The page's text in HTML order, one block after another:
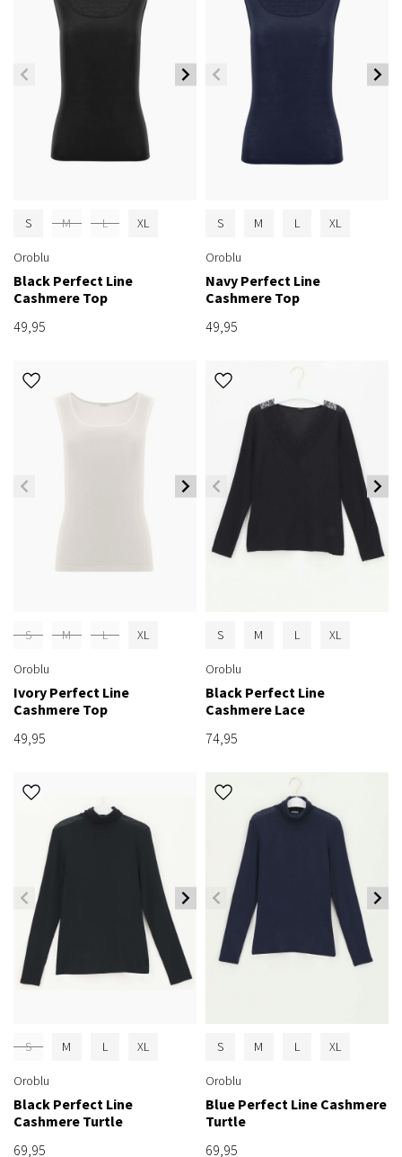
S M L XL
Oroblu
Black Perfect Line
Cashmere Top
49,95
S M L XL
Oroblu
Navy Perfect Line
Cashmere Top
49,95
S M L XL
Oroblu
Ivory Perfect Line
Cashmere Top
49,95
S M L XL
Oroblu
Black Perfect Line
Cashmere Lace
74,95
S M L XL
Oroblu
Black Perfect Line
Cashmere Turtle
69,95
S M L XL
Oroblu
Blue Perfect Line Cashmere
Turtle
69,95